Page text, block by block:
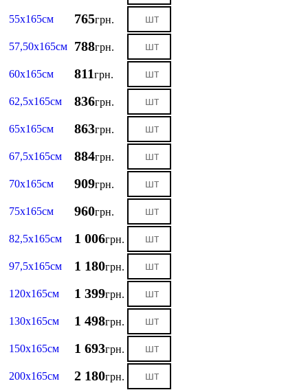
55х165см 765грн.
57,50х165см 788грн.
60х165см 811грн.
62,5х165см 836грн.
65х165см 863грн.
67,5х165см 884грн.
70х165см 909грн.
75х165см 960грн.
82,5х165см 1 006грн.
97,5х165см 1 180грн.
120х165см 1 399грн.
130х165см 1 498грн.
150х165см 1 693грн.
200х165см 2 180грн.